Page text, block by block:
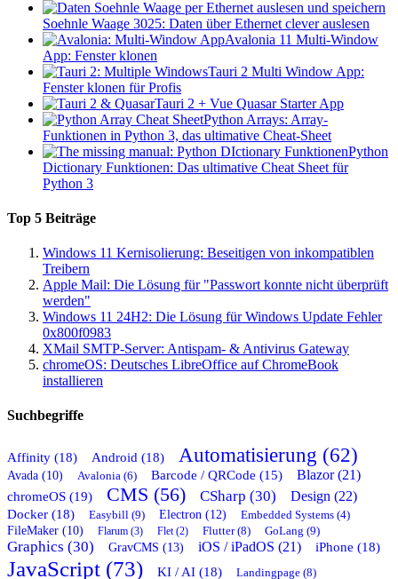
Soehnle Waage 3025: Daten über Ethernet clever auslesen
Avalonia 11 Multi-Window
App: Fenster klonen
Tauri 2 Multi Window App:
Fenster klonen für Profis
Tauri 2 + Vue Quasar Starter App
Python Arrays: Array-
Funktionen in Python 3, das ultimative Cheat-Sheet
Python
Dictionary Funktionen: Das ultimative Cheat Sheet für
Python 3
Top 5 Beiträge
Windows 11 Kernisolierung: Beseitigen von inkompatiblen
Treibern
Apple Mail: Die Lösung für "Passwort konnte nicht überprüft
werden"
Windows 11 24H2: Die Lösung für Windows Update Fehler
0x800f0983
XMail SMTP-Server: Antispam- & Antivirus Gateway
chromeOS: Deutsches LibreOffice auf ChromeBook
installieren
Suchbegriffe
Affinity (18) Android (18) Automatisierung (62)
Avada (10) Avalonia (6) Barcode / QRCode (15)
Blazor (21)
chromeOS (19)
CMS (56) CSharp (30) Design (22)
Docker (18) Easybill (9) Electron (12) Embedded Systems (4)
FileMaker (10) Flarum (3) Flet (2) Flutter (8) GoLang (9)
Graphics (30) GravCMS (13) iOS / iPadOS (21) iPhone (18)
JavaScript (73) KI / AI (18) Landingpage (8)